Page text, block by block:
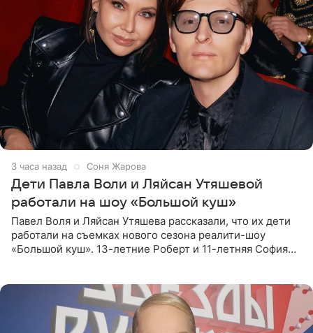
3 часа назад Соня Жарова
Дети Павла Воли и Ляйсан Утяшевой
работали на шоу «Большой куш»
Павел Воля и Ляйсан Утяшева рассказали, что их дети
работали на съемках нового сезона реалити-шоу
«Большой куш». 13-летние Роберт и 11-летняя София